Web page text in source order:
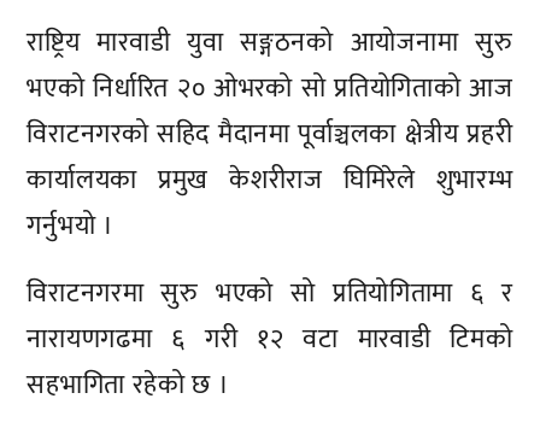
राष्ट्रिय मारवाडी युवा सङ्गठनको आयोजनामा सुरु
भएको निर्धारित २० ओभरको सो प्रतियोगिताको आज
विराटनगरको सहिद मैदानमा पूर्वाञ्चलका क्षेत्रीय प्रहरी
कार्यालयका प्रमुख केशरीराज घिमिरेले शुभारम्भ
गर्नुभयो ।
विराटनगरमा सुरु भएको सो प्रतियोगितामा ६ र
नारायणगढमा ६ गरी १२ वटा मारवाडी टिमको
सहभागिता रहेको छ ।